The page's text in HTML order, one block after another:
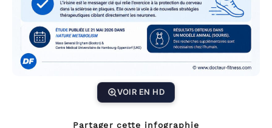
VOIR EN HD
Partager cette infographie